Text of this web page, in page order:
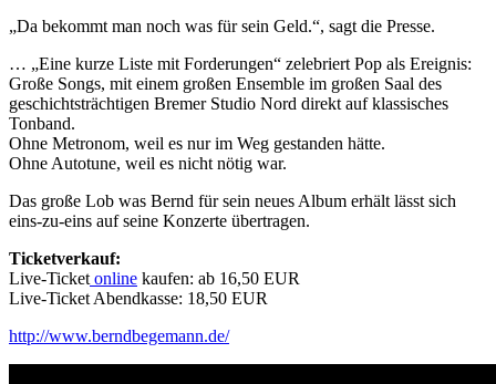
„Da bekommt man noch was für sein Geld.“, sagt die Presse.
… „Eine kurze Liste mit Forderungen“ zelebriert Pop als Ereignis:
Große Songs, mit einem großen Ensemble im großen Saal des
geschichtsträchtigen Bremer Studio Nord direkt auf klassisches
Tonband.
Ohne Metronom, weil es nur im Weg gestanden hätte.
Ohne Autotune, weil es nicht nötig war.
Das große Lob was Bernd für sein neues Album erhält lässt sich
eins-zu-eins auf seine Konzerte übertragen.
Ticketverkauf:
Live-Ticket online kaufen: ab 16,50 EUR
Live-Ticket Abendkasse: 18,50 EUR
http://www.berndbegemann.de/